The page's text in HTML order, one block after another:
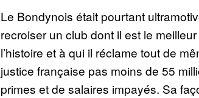
Le Bondynois était pourtant
recroiser un club dont il est le
l’histoire et à qui il réclame tout de
justice française pas moins de 55
primes et de salaires impayés. Sa